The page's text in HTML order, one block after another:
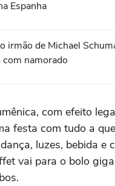
Espanha
irmão de Michael
com namorado
com efeito
festa com tudo a
luzes, bebida e
vai para o bolo